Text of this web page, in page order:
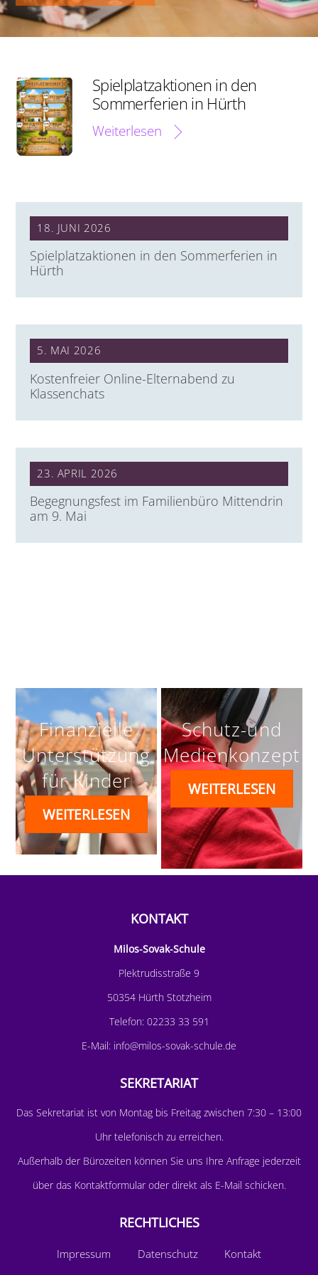
Spielplatzaktionen in den
Sommerferien in Hürth
Weiterlesen
18. JUNI 2026
Spielplatzaktionen in den Sommerferien in
Hürth
5. MAI 2026
Kostenfreier Online-Elternabend zu
Klassenchats
23. APRIL 2026
Begegnungsfest im Familienbüro Mittendrin
am 9. Mai
Finanzielle
Unterstützung
für Kinder
WEITERLESEN
Schutz-und
Medienkonzept
WEITERLESEN
KONTAKT
Milos-Sovak-Schule
Plektrudisstraße 9
50354 Hürth Stotzheim
Telefon:02233 33 591
E-Mail: info@milos-sovak-schule.de
SEKRETARIAT
Das Sekretariat ist von Montag bis Freitag zwischen 7:30 – 13:00
Uhr telefonisch zu erreichen.
Außerhalb der Bürozeiten können Sie uns Ihre Anfrage jederzeit
über das Kontaktformularoder direkt als E-Mail schicken.
RECHTLICHES
Impressum Datenschutz Kontakt